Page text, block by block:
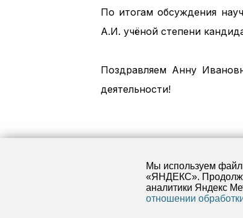
По итогам обсуждения
А.И. учёной степени
Поздравляем Анну
деятельности!
ФЕДЕРАЛЬНОЕ
Мы используем
«ЯНДЕКС».
аналитики Яндекс
отношении